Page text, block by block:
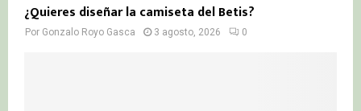
¿Quieres diseñar la camiseta del Betis?
Por Gonzalo Royo Gasca 3 agosto, 2026 0